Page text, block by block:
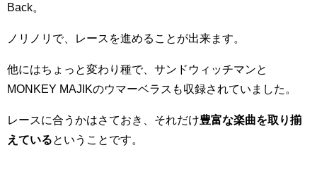
Back。
ノリノリで、レースを進めることが出来ます。
他にはちょっと変わり種で、サンドウィッチマンと
MONKEY MAJIKのウマーベラスも収録されていました。
レースに合うかはさておき、それだけ豊富な楽曲を取り揃
えている ということです。